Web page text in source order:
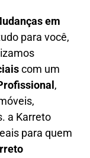
em
para você,
com um
,
a Karreto
para quem